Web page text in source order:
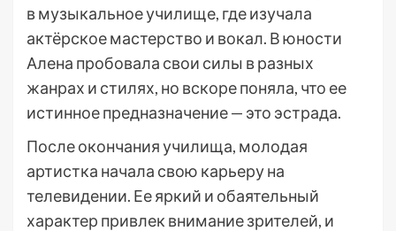
в музыкальное училище, где изучала
актёрское мастерство и вокал. В юности
Алена пробовала свои силы в разных
жанрах и стилях, но вскоре поняла, что ее
истинное предназначение — это эстрада.
После окончания училища, молодая
артистка начала свою карьеру на
телевидении. Ее яркий и обаятельный
характер привлек внимание зрителей, и